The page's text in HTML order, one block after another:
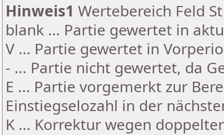
Hinweis1 Wertebereich Feld
blank ... Partie gewertet in
V ... Partie gewertet in
- ... Partie nicht gewertet, da
E ... Partie vorgemerkt zur
Einstiegselozahl in der
K ... Korrektur wegen